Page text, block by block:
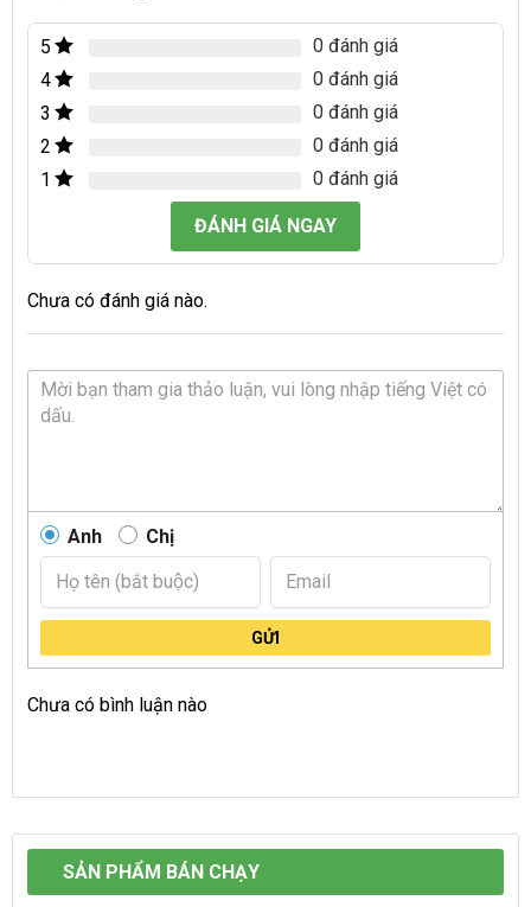
5
0 đánh giá
4
0 đánh giá
3
0 đánh giá
2
0 đánh giá
1
0 đánh giá
ĐÁNH GIÁ NGAY
Chưa có đánh giá nào.
Anh Chị
GỬI
Chưa có bình luận nào
SẢN PHẨM BÁN CHẠY